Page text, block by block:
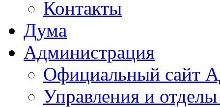
Контакты
Дума
Администрация
Официальный сайт
Управления и